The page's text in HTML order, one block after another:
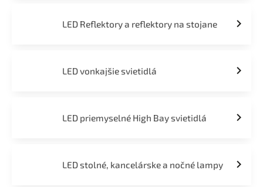
LED Reflektory a reflektory na stojane
LED vonkajšie svietidlá
LED priemyselné High Bay svietidlá
LED stolné, kancelárske a nočné lampy